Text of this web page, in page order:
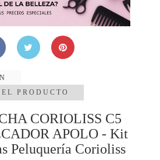
PRODUCTO
CORIOLISS C5
APOLO - Kit
Peluquería Corioliss